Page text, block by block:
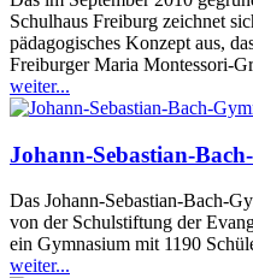
Schulhaus Freiburg zeichnet
pädagogisches Konzept aus,
Freiburger Maria Montessori-
weiter...
Johann-Sebastian-
Das Johann-Sebastian-Bach-
von der Schulstiftung der
ein Gymnasium mit 1190
weiter...